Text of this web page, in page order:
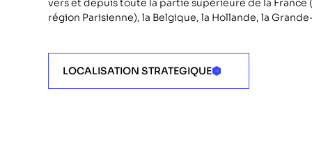
vers et depuis toute la partie supérieure de la France
région Parisienne), la Belgique, la Hollande, la
LOCALISATION STRATEGIQUE